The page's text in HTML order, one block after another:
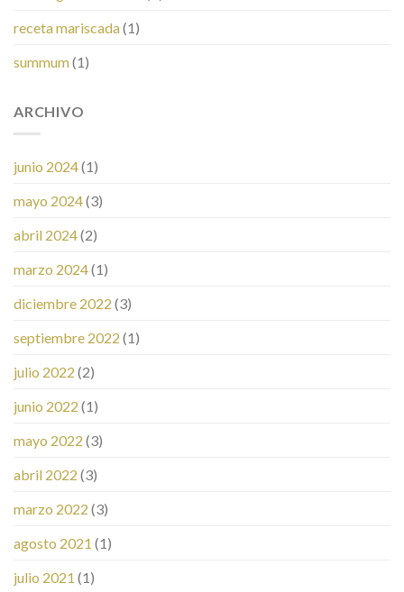
receta mariscada(1)
summum(1)
ARCHIVO
junio 2024(1)
mayo 2024(3)
abril 2024(2)
marzo 2024(1)
diciembre 2022 (3)
septiembre 2022 (1)
julio 2022 (2)
junio 2022 (1)
mayo 2022 (3)
abril 2022 (3)
marzo 2022 (3)
agosto 2021 (1)
julio 2021 (1)